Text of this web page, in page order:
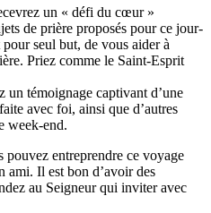
un « défi du cœur »
de prière proposés pour ce jour-
seul but, de vous aider à
Priez comme le Saint-Esprit
un témoignage captivant d’une
avec foi, ainsi que d’autres
week-end.
pouvez entreprendre ce voyage
ami. Il est bon d’avoir des
au Seigneur qui inviter avec